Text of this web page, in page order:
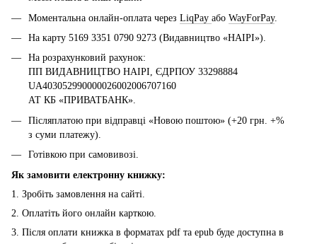
Моментальна онлайн-оплата через LiqPay або WayForPay.
На карту 5169 3351 0790 9273 (Видавництво «НАІРІ»).
На розрахунковий рахунок:
ПП ВИДАВНИЦТВО НАІРІ, ЄДРПОУ 33298884
UA403052990000026002006707160
АТ КБ «ПРИВАТБАНК».
Післяплатою при відправці «Новою поштою» (+20 грн. +%
з суми платежу).
Готівкою при самовивозі.
Як замовити електронну книжку:
1. Зробіть замовлення на сайті.
2. Оплатіть його онлайн карткою.
3. Після оплати книжка в форматах pdf та epub буде доступна в